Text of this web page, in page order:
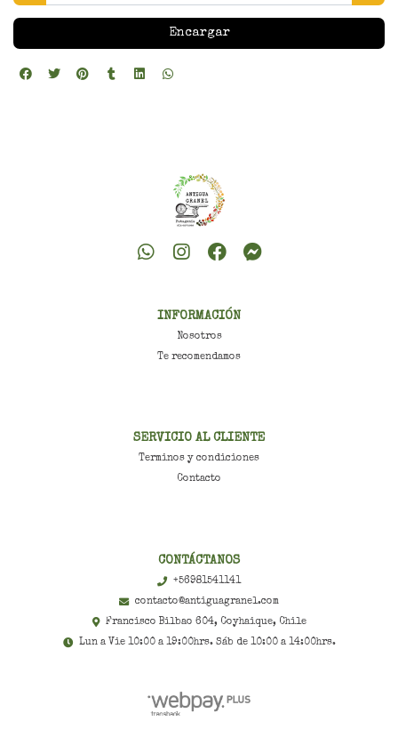
Encargar
INFORMACIÓN
Nosotros
Te recomendamos
SERVICIO AL CLIENTE
Terminos y condiciones
Contacto
CONTÁCTANOS
+56981541141
contacto@antiguagranel.com
Francisco Bilbao 604, Coyhaique, Chile
Lun a Vie 10:00 a 19:00hrs. Sáb de 10:00 a 14:00hrs.